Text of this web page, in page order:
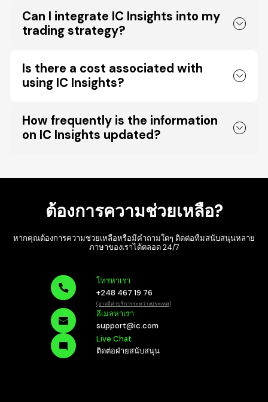
Can I integrate IC Insights into my
trading strategy?
Is there a cost associated with
using IC Insights?
How frequently is the information
on IC Insights updated?
ต้องการความช่วยเหลือ?
หากคุณต้องการความช่วยเหลือหรือมีคำถามใดๆ ติดต่อทีมสนับสนุนหลาย
ภาษาของเราได้ตลอด24/7
โทรหาเรา
+248 467 19 76
(อาจมีค่าบริการระหว่างประเทศ)
อีเมลหาเรา
support@ic.com
Live Chat
ติดต่อฝ่ายสนับสนุน